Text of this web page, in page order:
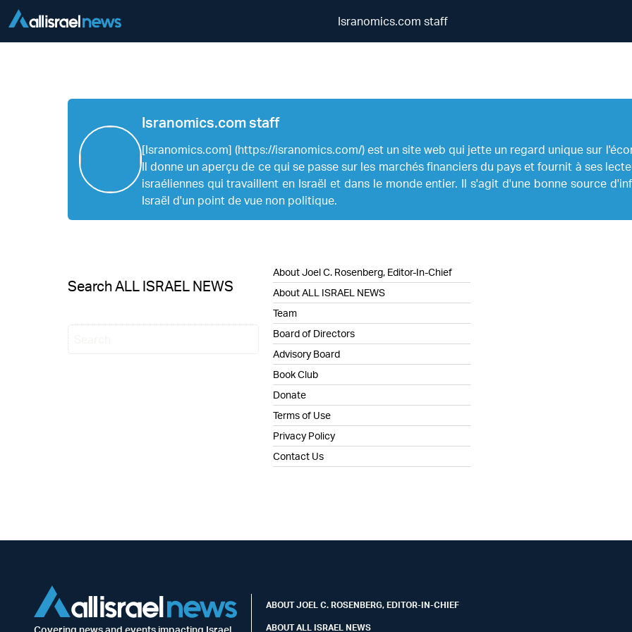
Isranomics.com staff
Isranomics.com staff
[Isranomics.com] (https://isranomics.com/) est un site web qui jette un regard unique sur
Il donne un aperçu de ce qui se passe sur les marchés financiers du pays et fournit à ses
israéliennes qui travaillent en Israël et dans le monde entier. Il s'agit d'une bonne source
Israël d'un point de vue non politique.
Search ALL ISRAEL NEWS
About Joel C. Rosenberg, Editor-In-Chief
About ALL ISRAEL NEWS
Team
Board of Directors
Advisory Board
Book Club
Donate
Terms of Use
Privacy Policy
Contact Us
ABOUT JOEL C. ROSENBERG, EDITOR-IN-CHIEF
ABOUT ALL ISRAEL NEWS